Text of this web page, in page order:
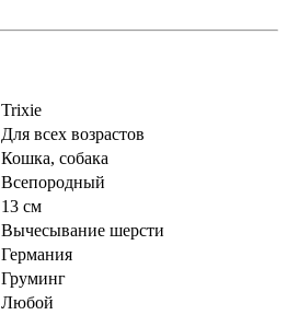
Trixie
Для всех возрастов
Кошка, собака
Всепородный
13 см
Вычесывание шерсти
Германия
Груминг
Любой